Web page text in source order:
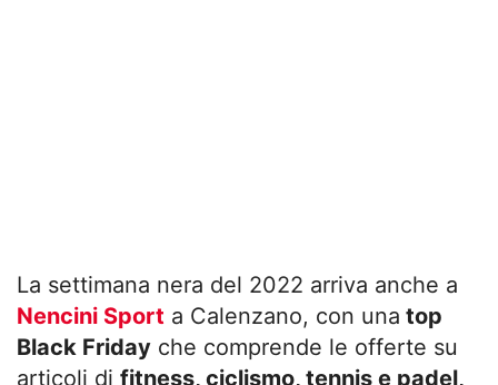
La settimana nera del 2022 arriva anche a
Nencini Sport a Calenzano, con una top
Black Friday che comprende le offerte su
articoli di fitness, ciclismo, tennis e padel,